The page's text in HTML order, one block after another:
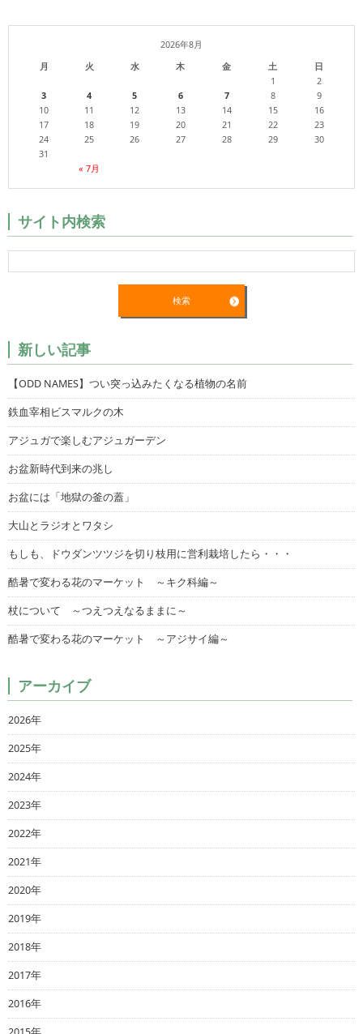
2026年8月
月
火 水 木 金 土 日
« 7月
1
2
3
4 5 6 7 8
9
10
11 12 13 14 15
16
17
18 19 20 21 22
23
24
25 26 27 28 29
30
31
サイト内検索
新しい記事
【ODD NAMES】つい突っ込みたくなる植物の名前
鉄血宰相ビスマルクの木
アジュガで楽しむアジュガーデン
お盆新時代到来の兆し
お盆には「地獄の釜の蓋」
大山とラジオとワタシ
もしも、ドウダンツツジを切り枝用に営利栽培したら・・・
酷暑で変わる花のマーケット ～キク科編～
杖について ～つえつえなるままに～
酷暑で変わる花のマーケット ～アジサイ編～
アーカイブ
2026年
2025年
2024年
2023年
2022年
2021年
2020年
2019年
2018年
2017年
2016年